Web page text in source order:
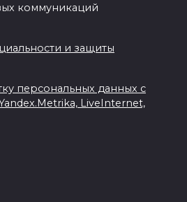
коммуникаций
и защиты
персональных данных с
LiveInternet,